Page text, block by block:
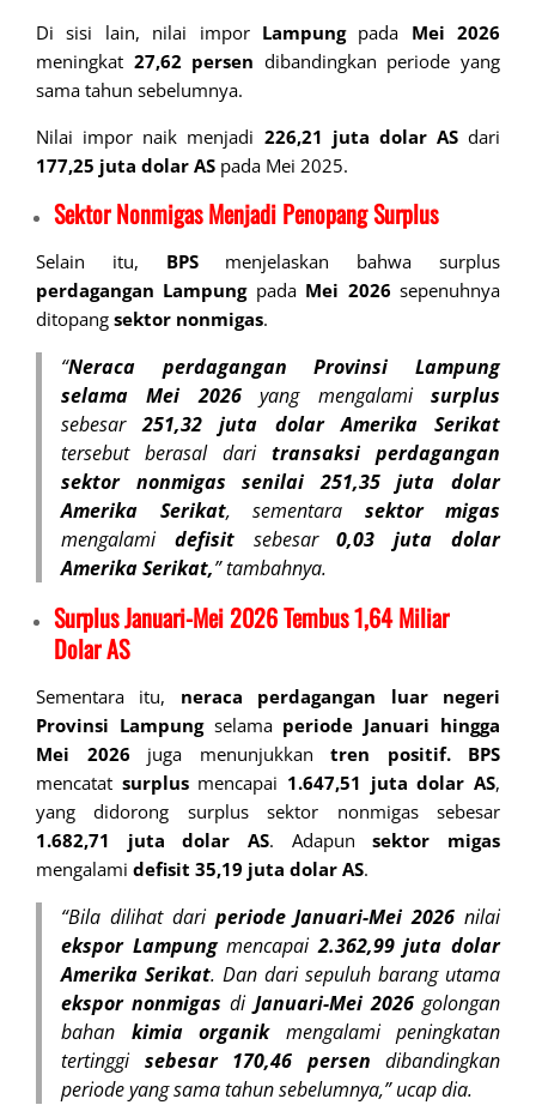
Di sisi lain, nilai impor Lampungpada Mei 2026
meningkat 27,62 persen dibandingkan periode yang
sama tahun sebelumnya.
Nilai impor naik menjadi 226,21 juta dolar ASdari
177,25 juta dolar AS pada Mei 2025.
Sektor Nonmigas Menjadi Penopang Surplus
Selain itu, BPSmenjelaskan bahwa surplus
perdagangan Lampungpada Mei 2026 sepenuhnya
ditopang sektor nonmigas.
“Neraca perdagangan Provinsi Lampung
selama Mei 2026yang mengalamisurplus
sebesar251,32
juta dolar Amerika Serikat
tersebut berasal dari transaksi perdagangan
sektor nonmigas senilai 251,35 juta dolar
Amerika Serikat, sementara sektor migas
mengalami defisitsebesar0,03
juta dolar
Amerika Serikat,” tambahnya.
Surplus Januari-Mei 2026 Tembus 1,64 Miliar
Dolar AS
Sementara itu, neraca perdagangan luar negeri
Provinsi Lampungselama periode Januari hingga
Mei 2026 juga menunjukkan tren positif. BPS
mencatat surplusmencapai 1.647,51 juta dolar AS,
yang didorong surplus sektor nonmigas sebesar
1.682,71 juta dolar AS. Adapunsektor migas
mengalami defisit 35,19 juta dolar AS.
“Bila dilihat dari periode Januari-Mei 2026 nilai
ekspor Lampungmencapai2.362,99 juta dolar
Amerika Serikat. Dan dari sepuluh barang utama
ekspor nonmigas di Januari-Mei 2026golongan
bahan kimia organikmengalami peningkatan
tertinggi sebesar 170,46 persen dibandingkan
periode yang sama tahun sebelumnya,” ucap dia.